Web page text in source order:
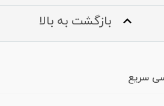
بازگشت به بالا
سریع